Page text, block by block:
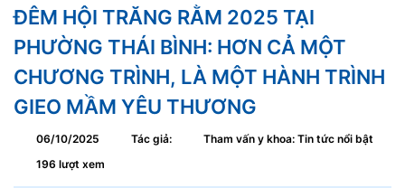
ĐÊM HỘI TRĂNG RẰM 2025 TẠI
PHƯỜNG THÁI BÌNH: HƠN CẢ MỘT
CHƯƠNG TRÌNH, LÀ MỘT HÀNH TRÌNH
GIEO MẦM YÊU THƯƠNG
06/10/2025 Tác giả:
Tham vấn y khoa: Tin tức nổi bật
196 lượt xem